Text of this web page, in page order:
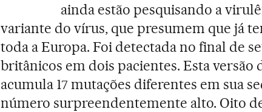
ainda estão pesquisando a
variante do vírus, que presumem que já
toda a Europa. Foi detectada no final de
britânicos em dois pacientes. Esta versão
acumula 17 mutações diferentes em sua
número surpreendentemente alto. Oito